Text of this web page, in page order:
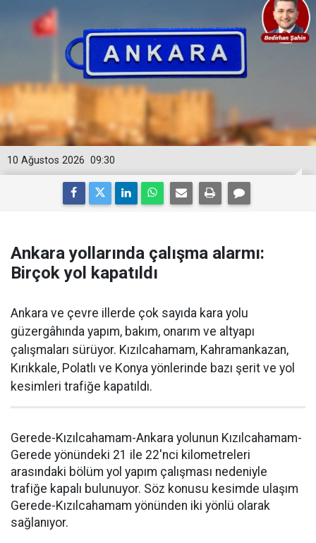
09:30
10 Ağustos 2026
Ankara yollarında çalışma alarmı:
Birçok yol kapatıldı
Ankara ve çevre illerde çok sayıda kara yolu
güzergâhında yapım, bakım, onarım ve altyapı
çalışmaları sürüyor. Kızılcahamam, Kahramankazan,
Kırıkkale, Polatlı ve Konya yönlerinde bazı şerit ve yol
kesimleri trafiğe kapatıldı.
Gerede-Kızılcahamam-Ankara yolunun Kızılcahamam-
Gerede yönündeki 21 ile 22'nci kilometreleri
arasındaki bölüm yol yapım çalışması nedeniyle
trafiğe kapalı bulunuyor. Söz konusu kesimde ulaşım
Gerede-Kızılcahamam yönünden iki yönlü olarak
sağlanıyor.